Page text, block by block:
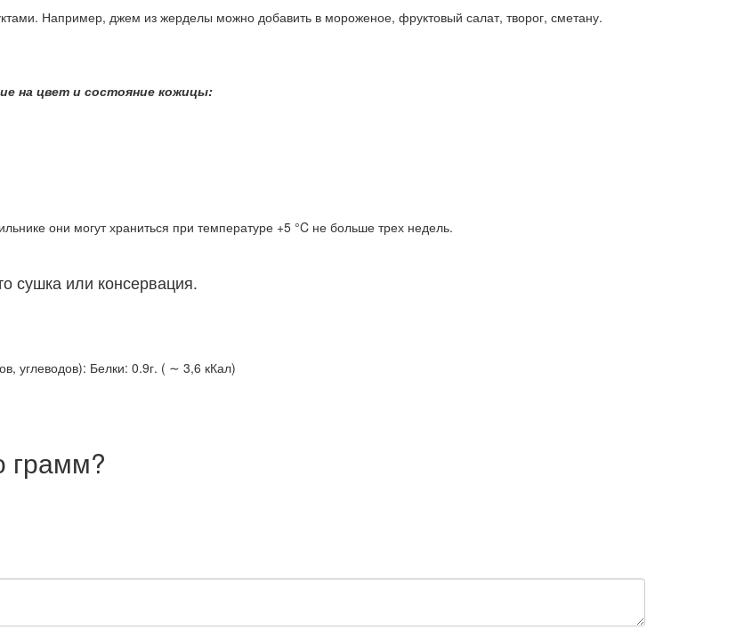
Например, джем из жерделы можно добавить в мороженое, фруктовый салат, творог, сметану.
на цвет и состояние кожицы:
они могут храниться при температуре +5 °C не больше трех недель.
сушка или консервация.
углеводов): Белки: 0.9г. ( ∼ 3,6 кКал)
грамм?